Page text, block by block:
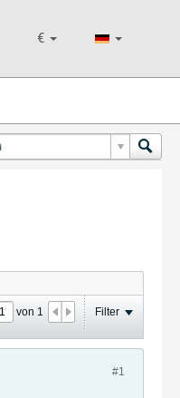
€
von 1 Filter
#1